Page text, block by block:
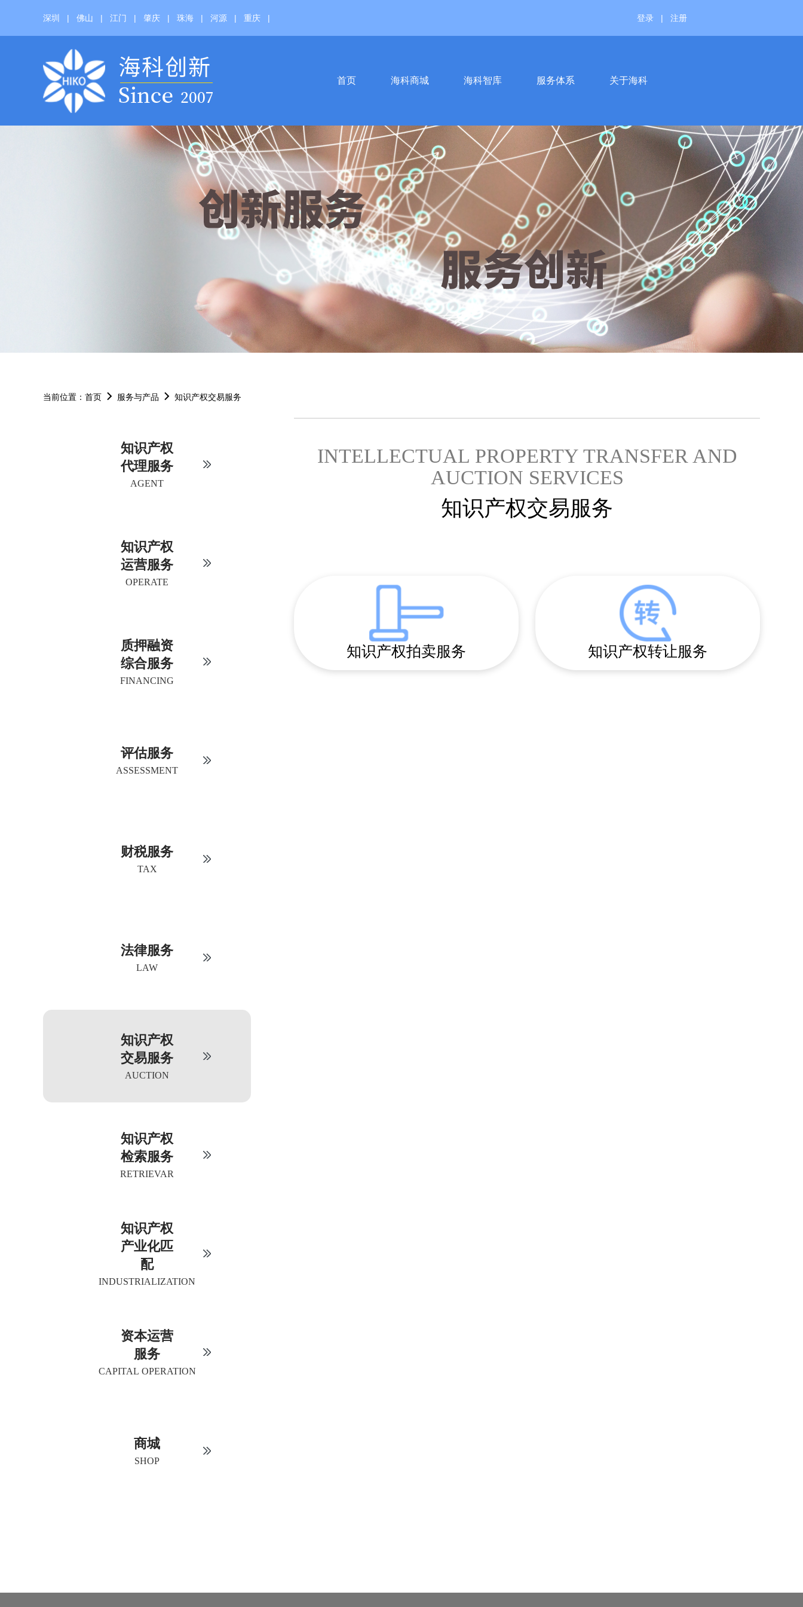
深圳 | 佛山 | 江门 | 肇庆 | 珠海 | 河源 | 重庆 | 登录 | 注册
首页 海科商城 海科智库 服务体系 关于海科
当前位置： 首页 服务与产品 知识产权交易服务
知识产权
代理服务
AGENT
知识产权
运营服务
OPERATE
质押融资
综合服务
FINANCING
评估服务
ASSESSMENT
财税服务
TAX
法律服务
LAW
知识产权
交易服务
AUCTION
知识产权
检索服务
RETRIEVAR
知识产权
产业化匹
配
INDUSTRIALIZATION
资本运营
服务
CAPITAL OPERATION
商城
SHOP
INTELLECTUAL PROPERTY TRANSFER AND
AUCTION SERVICES
知识产权交易服务
知识产权拍卖服务 知识产权转让服务